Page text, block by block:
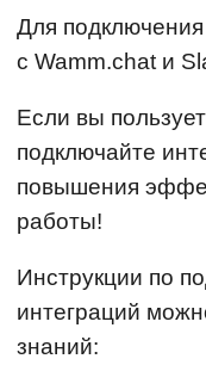
Для
с Wamm.chat и
Если вы
подключайте
повышения
работы!
Инструкции по
интеграций
знаний: